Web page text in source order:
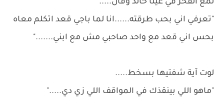
لمع الفخر في عينا خالد وقال.....
"تعرفي اني بحب طرقته......انا لما باجي قعد اتكلم معاه
بحس اني قعد مع واحد صاحبي مش مع ابني......."
لوت آية شفتيها بسخط.....
"ماهو اللي بينقذك في المواقف اللي زي دي....."